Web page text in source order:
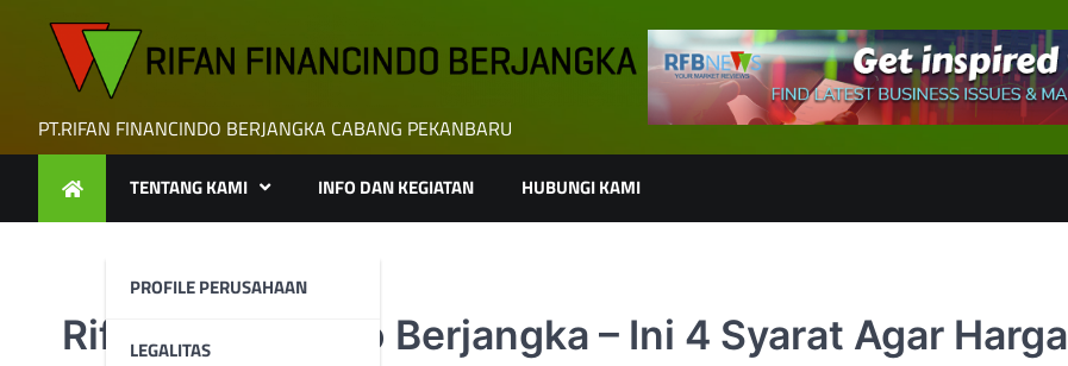
PT.RIFAN FINANCINDO BERJANGKA CABANG PEKANBARU
TENTANG KAMI
PROFILE PERUSAHAAN
LEGALITAS
INFO DAN KEGIATAN HUBUNGI KAMI
Rifan Financindo Berjangka – Ini 4 Syarat Agar Harga